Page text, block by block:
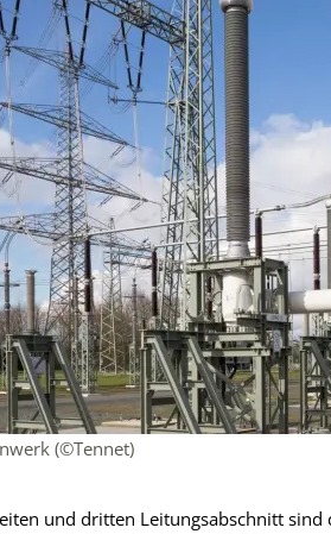
(©Tennet)
und dritten Leitungsabschnitt